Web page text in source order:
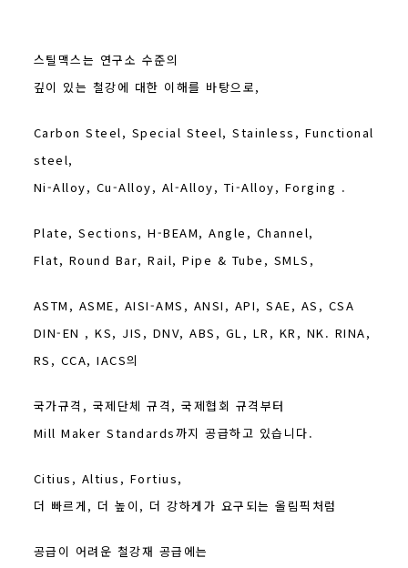
스틸맥스는 연구소 수준의
깊이 있는 철강에 대한 이해를 바탕으로,
Carbon Steel, Special Steel, Stainless, Functional
steel,
Ni-Alloy, Cu-Alloy, Al-Alloy, Ti-Alloy, Forging .
Plate, Sections, H-BEAM, Angle, Channel,
Flat, Round Bar, Rail, Pipe & Tube, SMLS,
ASTM, ASME, AISI-AMS, ANSI, API, SAE, AS, CSA
DIN-EN , KS, JIS, DNV, ABS, GL, LR, KR, NK. RINA,
RS, CCA, IACS의
국가규격, 국제단체 규격, 국제협회 규격부터
Mill Maker Standards까지 공급하고 있습니다.
Citius, Altius, Fortius,
더 빠르게, 더 높이, 더 강하게가 요구되는 올림픽처럼
공급이 어려운 철강재 공급에는